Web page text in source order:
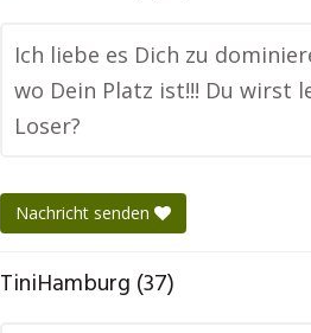
Ich liebe es Dich zu
wo Dein Platz ist!!! Du wirst
Loser?
Nachricht senden
TiniHamburg (37)